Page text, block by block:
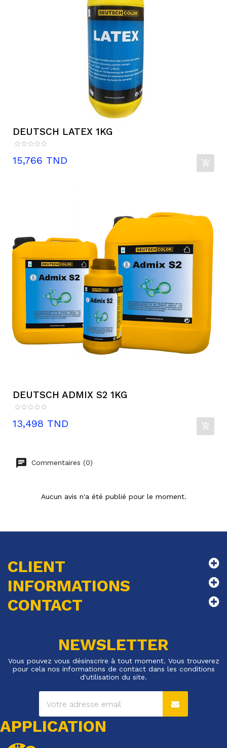
DEUTSCH LATEX 1KG
Prix
15,766 TND
DEUTSCH ADMIX S2 1KG
Prix
13,498 TND
Commentaires (0)
Aucun avis n'a été publié pour le moment.
CLIENT
INFORMATIONS
CONTACT
NEWSLETTER
Vous pouvez vous désinscrire à tout moment. Vous trouverez
pour cela nos informations de contact dans les conditions
d'utilisation du site.
APPLICATION